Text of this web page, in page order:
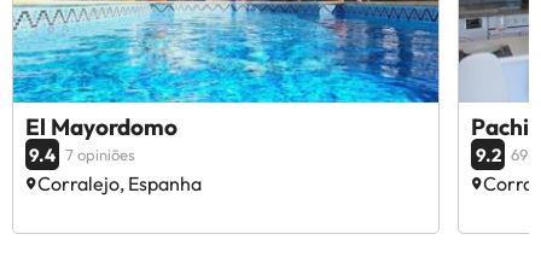
El Mayordomo
9.4 7 opiniões
Corralejo, Espanha
Pachi
9.2 69